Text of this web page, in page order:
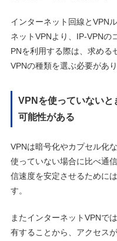
インターネット回線とVPN
ネットVPNより、IP-VPNの
PNを利用する際は、求める
VPNの種類を選ぶ必要があり
VPNを使っていないと
可能性がある
VPNは暗号化やカプセル化
使っていない場合に比べ通
信速度を安定させるために
す。
またインターネットVPNで
有することから、アクセス